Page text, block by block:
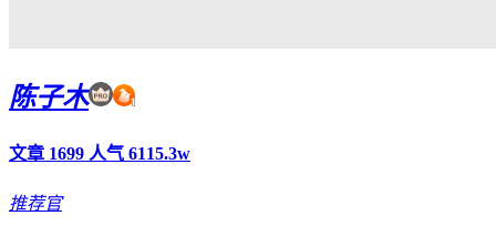
陈子木
文章 1699 人气 6115.3w
推荐官